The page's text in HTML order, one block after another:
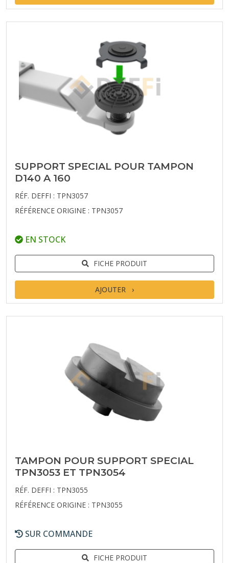
SUPPORT SPECIAL POUR TAMPON
D140 A 160
RÉF. DEFFI : TPN3057
RÉFÉRENCE ORIGINE : TPN3057
EN STOCK
FICHE PRODUIT
AJOUTER
TAMPON POUR SUPPORT SPECIAL
TPN3053 ET TPN3054
RÉF. DEFFI : TPN3055
RÉFÉRENCE ORIGINE : TPN3055
SUR COMMANDE
FICHE PRODUIT